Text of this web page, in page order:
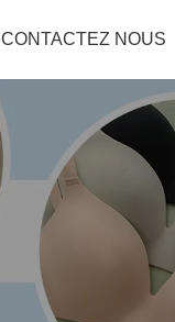
CONTACTEZ NOUS